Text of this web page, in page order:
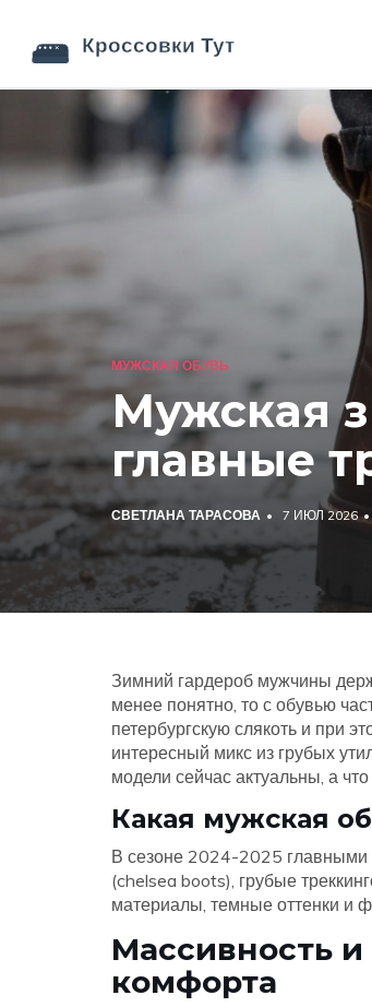
МУЖСКАЯ ОБУВЬ
Мужская
главные
СВЕТЛАНА ТАРАСОВА 7 ИЮЛ 2026
Зимний гардероб мужчины
менее понятно, то с обувью
петербургскую слякоть и при
интересный микс из грубых
модели сейчас актуальны, а
Какая мужская
В сезоне 2024-2025 главными
(chelsea boots), грубые
материалы, темные оттенки и
Массивность
комфорта